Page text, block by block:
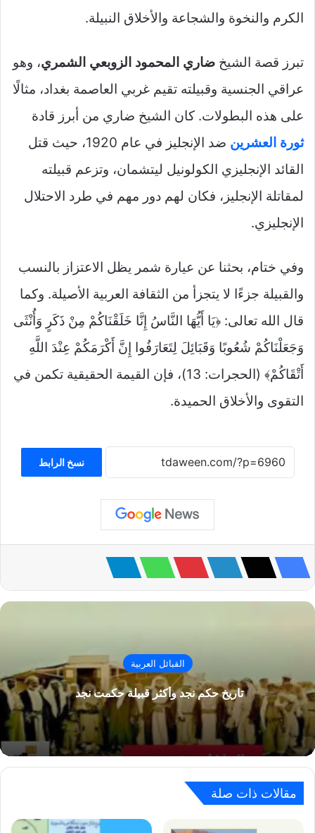
الكرم والنخوة والشجاعة والأخلاق النبيلة.
تبرز قصة الشيخ ضاري المحمود الزوبعي الشمري، وهو
عراقي الجنسية وقبيلته تقيم غربي العاصمة بغداد، مثالًا
على هذه البطولات. كان الشيخ ضاري من أبرز قادة
ثورة العشرين
ضد الإنجليز في عام 1920، حيث قتل
القائد الإنجليزي الكولونيل ليتشمان، وتزعم قبيلته
لمقاتلة الإنجليز، فكان لهم دور مهم في طرد الاحتلال
الإنجليزي.
وفي ختام، بحثنا عن عيارة شمر يظل الاعتزاز بالنسب
والقبيلة جزءًا لا يتجزأ من الثقافة العربية الأصيلة. وكما
قال الله تعالى: ﴿يَا أَيُّهَا النَّاسُ إِنَّا خَلَقْنَاكُمْ مِنْ ذَكَرٍ وَأُنْثَى
وَجَعَلْنَاكُمْ شُعُوبًا وَقَبَائِلَ لِتَعَارَفُوا إِنَّ أَكْرَمَكُمْ عِنْدَ اللَّهِ
أَتْقَاكُمْ﴾ (الحجرات: 13)، فإن القيمة الحقيقية تكمن في
التقوى والأخلاق الحميدة.
نسخ الرابط
القبائل العربية
تاريخ حكم نجد وأكثر قبيلة حكمت نجد
مقالات ذات صلة